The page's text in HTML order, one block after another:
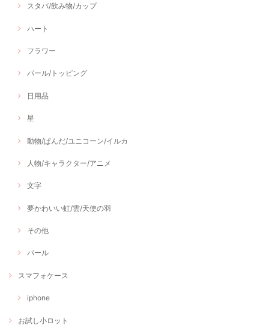
スタバ/飲み物/カップ
ハート
フラワー
パール/トッピング
日用品
星
動物/ぱんだ/ユニコーン/イルカ
人物/キャラクター/アニメ
文字
夢かわいい虹/雲/天使の羽
その他
パール
スマフォケース
iphone
お試し小ロット